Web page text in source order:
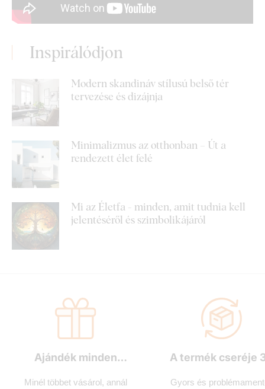
Inspirálódjon
Modern skandináv stílusú belső tér
tervezése és dizájnja
Minimalizmus az otthonban – Út a
rendezett élet felé
Mi az Életfa - minden, amit tudnia kell
jelentéséről és szimbolikájáról
Ajándék minden
Minél többet vásárol, annál
A termék cseréje
Gyors és